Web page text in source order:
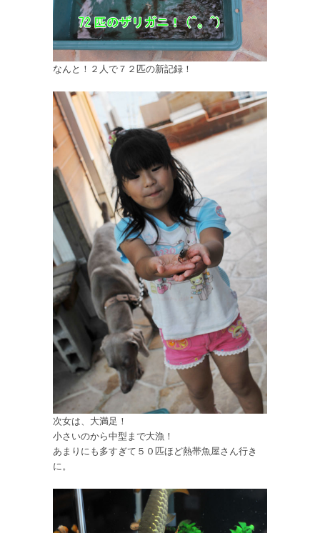
なんと！２人で７２匹の新記録！
次女は、大満足！
小さいのから中型まで大漁！
あまりにも多すぎて５０匹ほど熱帯魚屋さん行き
に。